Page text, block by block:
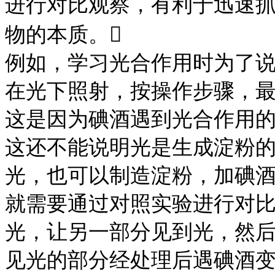
物的本质。 
例如，学习光合作用时为了
在光下照射，按操作步骤，
这是因为碘酒遇到光合作用
这还不能说明光是生成淀粉
光，也可以制造淀粉，加碘
就需要通过对照实验进行对
光，让另一部分见到光，然
见光的部分经处理后遇碘酒